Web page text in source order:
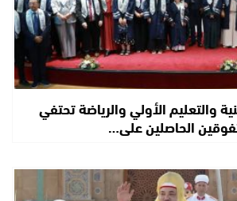
والتعليم الأولي والرياضة تحتفي
الحاصلين على…